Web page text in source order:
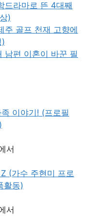
드라마로 뜬 4대째
)
주 골프 천재 고향에
)
남편 이혼이 바꾼 필
이야기! (프로필
서
(가수 주현미 프로
활동)
서